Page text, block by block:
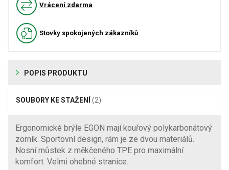
Vrácení zdarma
Stovky spokojených zákazníků
POPIS PRODUKTU
SOUBORY KE STAŽENÍ (2)
Ergonomické brýle EGON mají kouřový polykarbonátový
zorník. Sportovní design, rám je ze dvou materiálů.
Nosní můstek z měkčeného TPE pro maximální
komfort. Velmi ohebné stranice.